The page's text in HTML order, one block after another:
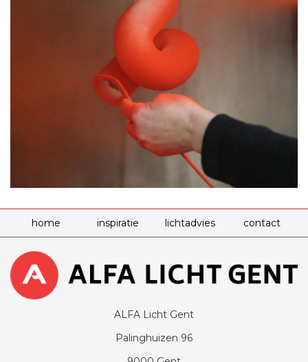
home inspiratie lichtadvies contact
ALFA Licht Gent
Palinghuizen 96